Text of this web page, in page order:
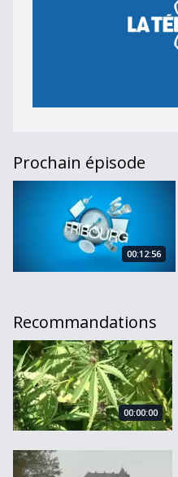
Prochain épisode
00:12:56
Recommandations
Les Nouvelles FR du 24.09.10
00:00:00
Les Nouvelles FR du 28.10.10